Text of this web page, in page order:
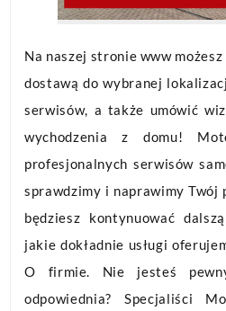
Na naszej stronie www
dostawą do wybranej
serwisów, a także umówić
wychodzenia z domu!
profesjonalnych serwisów
sprawdzimy i naprawimy Twój
będziesz kontynuować
jakie dokładnie usługi
O firmie. Nie jesteś
odpowiednia? Specjaliści